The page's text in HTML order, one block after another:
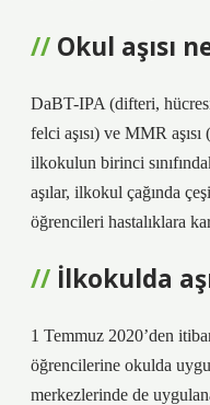
Okul aşısı
DaBT-IPA (difteri,
felci aşısı) ve MMR
ilkokulun birinci
aşılar, ilkokul çağında
öğrencileri hastalıklara
İlkokulda
1 Temmuz 2020’den
öğrencilerine okulda
merkezlerinde de